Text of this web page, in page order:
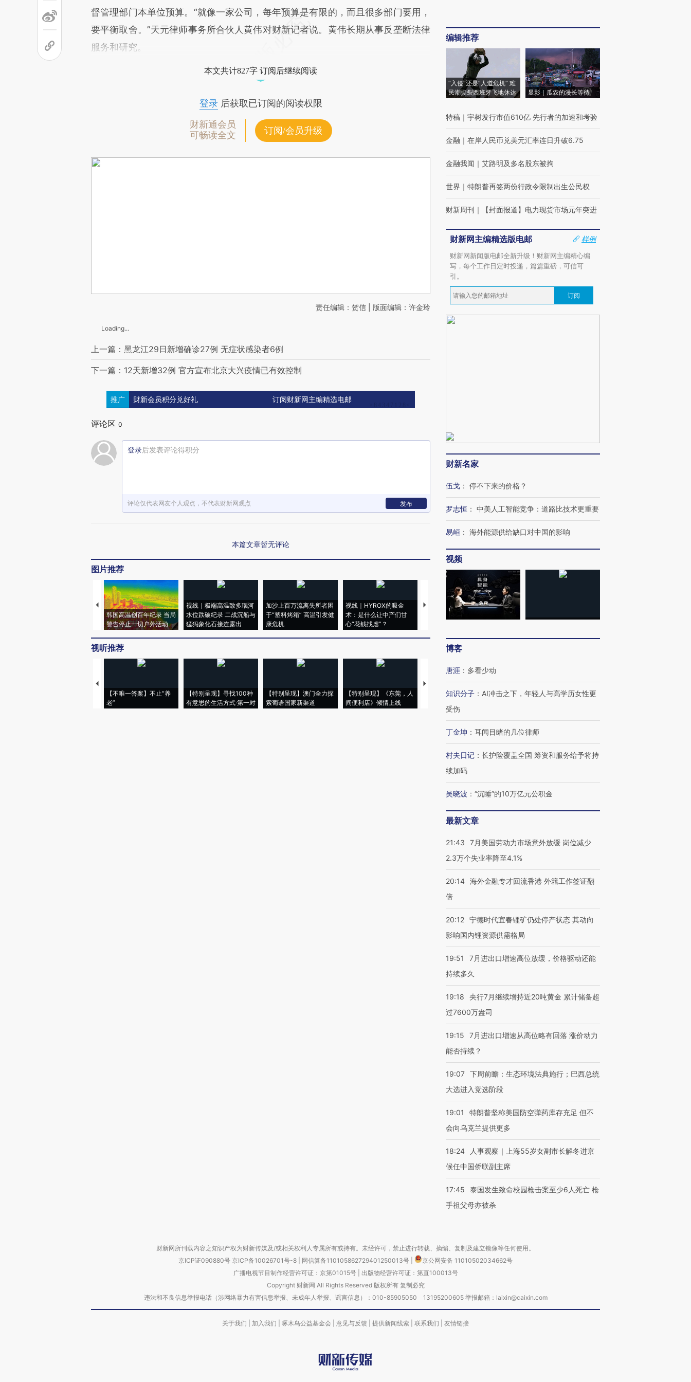
督管理部门本单位预算。“就像一家公司，每年预算是有限的，而且很多部门要用，
要平衡取舍。”天元律师事务所合伙人黄伟对财新记者说。黄伟长期从事反垄断法律
服务和研究。
本文共计827字 订阅后继续阅读
登录后获取已订阅的阅读权限
财新通会员
可畅读全文
订阅/会员升级
责任编辑：贺信 | 版面编辑：许金玲
Loading...
上一篇：黑龙江29日新增确诊27例 无症状感染者6例
下一篇：12天新增32例 官方宣布北京大兴疫情已有效控制
推广 财新会员积分兑好礼 订阅财新网主编精选电邮
评论区 0
登录后发表评论得积分
评论仅代表网友个人观点，不代表财新网观点 发布
本篇文章暂无评论
图片推荐
韩国高温创百年纪录 当局
警告停止一切户外活动
视线｜极端高温致多瑙河
水位跌破纪录 二战沉船与
猛犸象化石接连露出
加沙上百万流离失所者困
于“塑料烤箱” 高温引发健
康危机
视线｜HYROX的吸金
术：是什么让中产们甘
心“花钱找虐”？
马航飞行员跨国走私7万
粒摇头丸 尿检体内含3种
视线｜被称为“蟑螂”的印
度Z世代 用街头抗争将教
视听推荐
【不唯一答案】不止“养
老”
【特别呈现】寻找100种
有意思的生活方式·第一对
【特别呈现】澳门全力探
索葡语国家新渠道
【特别呈现】《东莞，人
间便利店》倾情上线
【推广】走进第四届链博
会，让数智科技“链”接产
【特别呈现】寻找100种
【商旅对话】华住集团
CFO：不靠规模取胜，华
编辑推荐
“入侵”还是“人道危机” 难
民潮撕裂西班牙飞地休达
显影｜瓜农的漫长等待
特稿 ｜ 宇树发行市值610亿 先行者的加速和考验
金融 ｜ 在岸人民币兑美元汇率连日升破6.75
金融我闻 ｜ 艾路明及多名股东被拘
世界 ｜ 特朗普再签两份行政令限制出生公民权
财新周刊 ｜ 【封面报道】电力现货市场元年突进
财新网主编精选版电邮
样例
财新网新闻版电邮全新升级！财新网主编精心编
写，每个工作日定时投递，篇篇重磅，可信可
引。
订阅
财新名家
伍戈 ： 停不下来的价格？
罗志恒 ： 中美人工智能竞争：道路比技术更重要
易峘 ： 海外能源供给缺口对中国的影响
视频
博客
唐涯 ： 多看少动
知识分子 ： AI冲击之下，年轻人与高学历女性更
受伤
丁金坤 ： 耳闻目睹的几位律师
村夫日记 ： 长护险覆盖全国 筹资和服务给予将持
续加码
吴晓波 ： “沉睡”的10万亿元公积金
最新文章
21:43
7月美国劳动力市场意外放缓 岗位减少
2.3万个失业率降至4.1%
20:14 海外金融专才回流香港 外籍工作签证翻
倍
20:12 宁德时代宜春锂矿仍处停产状态 其动向
影响国内锂资源供需格局
19:51
7月进出口增速高位放缓，价格驱动还能
持续多久
19:18
央行7月继续增持近20吨黄金 累计储备超
过7600万盎司
19:15
7月进出口增速从高位略有回落 涨价动力
能否持续？
19:07 下周前瞻：生态环境法典施行；巴西总统
大选进入竞选阶段
19:01
特朗普坚称美国防空弹药库存充足 但不
会向乌克兰提供更多
18:24
人事观察｜上海55岁女副市长解冬进京
候任中国侨联副主席
17:45
泰国发生致命校园枪击案至少6人死亡 枪
手祖父母亦被杀
财新网所刊载内容之知识产权为财新传媒及/或相关权利人专属所有或持有。未经许可，禁止进行转载、摘编、复制及建立镜像等任何使用。
京ICP证090880号 京ICP备10026701号-8 网信算备110105862729401250013号
京公网安备 11010502034662号
广播电视节目制作经营许可证：京第01015号| 出版物经营许可证：第直100013号
Copyright 财新网 All Rights Reserved 版权所有 复制必究
违法和不良信息举报电话（涉网络暴力有害信息举报、未成年人举报、谣言信息）：010-85905050 13195200605 举报邮箱：laixin@caixin.com
关于我们 加入我们 啄木鸟公益基金会 意见与反馈 提供新闻线索 联系我们 友情链接